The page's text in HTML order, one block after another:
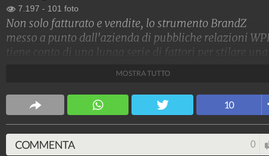
7.197 - 101 foto
Non solo fatturato e vendite, lo strumento BrandZ
messo a punto dall'azienda di pubbliche relazioni
tiene conto di una lunga serie di fattori per stilare una
Apple, seguita da Google e Microsoft.
250.020.925-3.448 video-3.077 foto
MOSTRA TUTTO
10
COMMENTA 0